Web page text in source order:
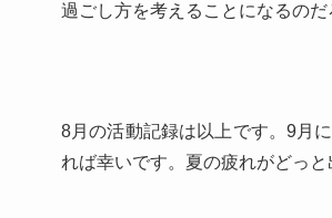
過ごし方を考えることになるの
8月の活動記録は以上です。9月
れば幸いです。夏の疲れがどっ